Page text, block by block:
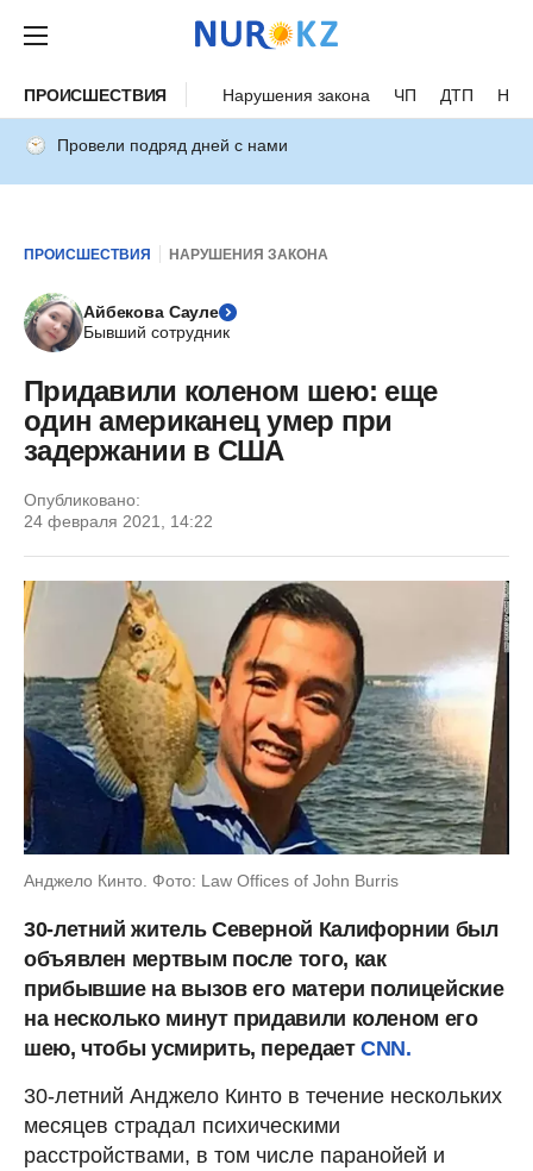
ПРОИСШЕСТВИЯ Нарушения закона ЧП ДТП
Провели подряд дней с нами
ПРОИСШЕСТВИЯ НАРУШЕНИЯ ЗАКОНА
Айбекова Сауле
Бывший сотрудник
Придавили коленом шею: еще
один американец умер при
задержании в США
Опубликовано:
24 февраля 2021, 14:22
Анджело Кинто. Фото: Law Offices of John Burris
30-летний житель Северной Калифорнии был
объявлен мертвым после того, как
прибывшие на вызов его матери полицейские
на несколько минут придавили коленом его
шею, чтобы усмирить, передаетCNN.
30-летний Анджело Кинто в течение нескольких
месяцев страдал психическими
расстройствами, в том числе паранойей и